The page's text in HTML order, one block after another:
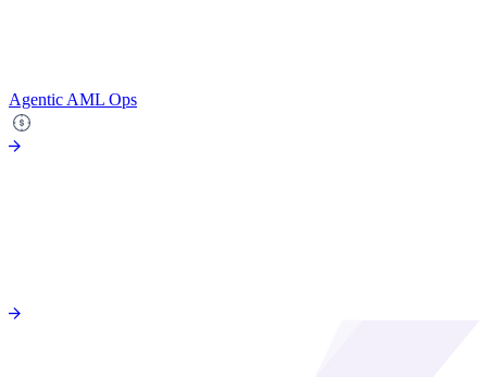
Agentic AML Ops